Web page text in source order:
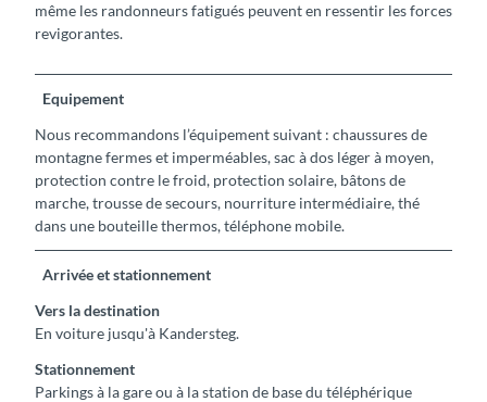
même les randonneurs fatigués peuvent en ressentir les forces
revigorantes.
Equipement
Nous recommandons l’équipement suivant : chaussures de
montagne fermes et imperméables, sac à dos léger à moyen,
protection contre le froid, protection solaire, bâtons de
marche, trousse de secours, nourriture intermédiaire, thé
dans une bouteille thermos, téléphone mobile.
Arrivée et stationnement
Vers la destination
En voiture jusqu'à Kandersteg.
Stationnement
Parkings à la gare ou à la station de base du téléphérique